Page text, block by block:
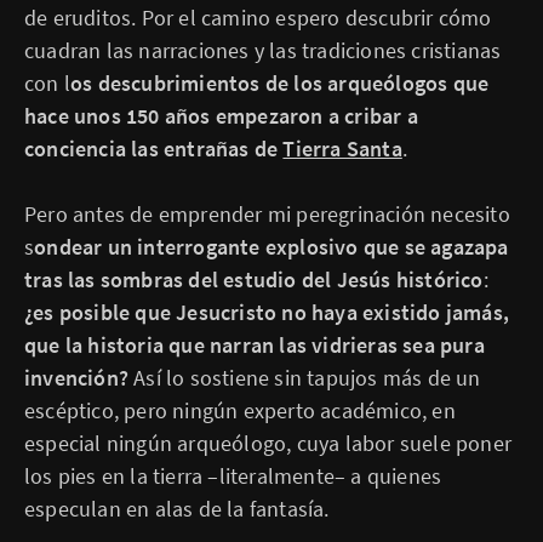
de eruditos. Por el camino espero descubrir cómo
cuadran las narraciones y las tradiciones cristianas
con los descubrimientos de los arqueólogos que
hace unos 150 años empezaron a cribar a
conciencia las entrañas deTierra Santa.
Pero antes de emprender mi peregrinación necesito
sondear un interrogante explosivo que se agazapa
tras las sombras del estudio del Jesús histórico:
¿es posible que Jesucristo no haya existido jamás,
que la historia que narran las vidrieras sea pura
invención? Así lo sostiene sin tapujos más de un
escéptico, pero ningún experto académico, en
especial ningún arqueólogo, cuya labor suele poner
los pies en la tierra –literalmente– a quienes
especulan en alas de la fantasía.